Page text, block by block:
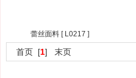
蕾丝面料 [ L0217 ]
首页 [1] 末页